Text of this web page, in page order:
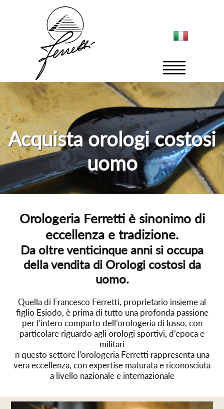
Acquista orologi costosi
uomo
Orologeria Ferretti è sinonimo di
eccellenza e tradizione.
Da oltre venticinque anni si occupa
della vendita di Orologi costosi da
uomo.
Quella di Francesco Ferretti, proprietario insieme al
figlio Esiodo, è prima di tutto una profonda passione
per l’intero comparto dell’orologeria di lusso, con
particolare riguardo agli orologi sportivi, d’epoca e
militari
n questo settore l’orologeria Ferretti rappresenta una
vera eccellenza, con expertise maturata e riconosciuta
a livello nazionale e internazionale